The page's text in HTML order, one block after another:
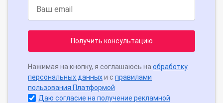
Получить консультацию
Нажимая на кнопку, я соглашаюсь на обработку
персональных данныхи с правилами
пользования Платформой
Даю согласие на получение рекламной